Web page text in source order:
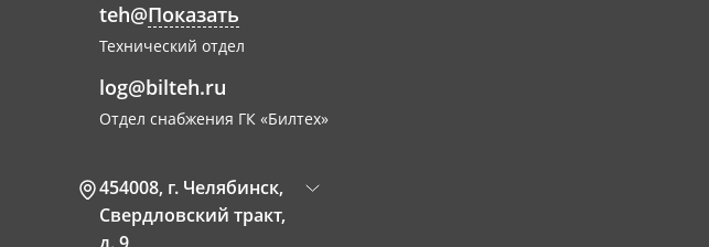
teh@Показать
Технический отдел
log@bilteh.ru
Отдел снабжения ГК «Билтех»
454008, г. Челябинск,
Свердловский тракт,